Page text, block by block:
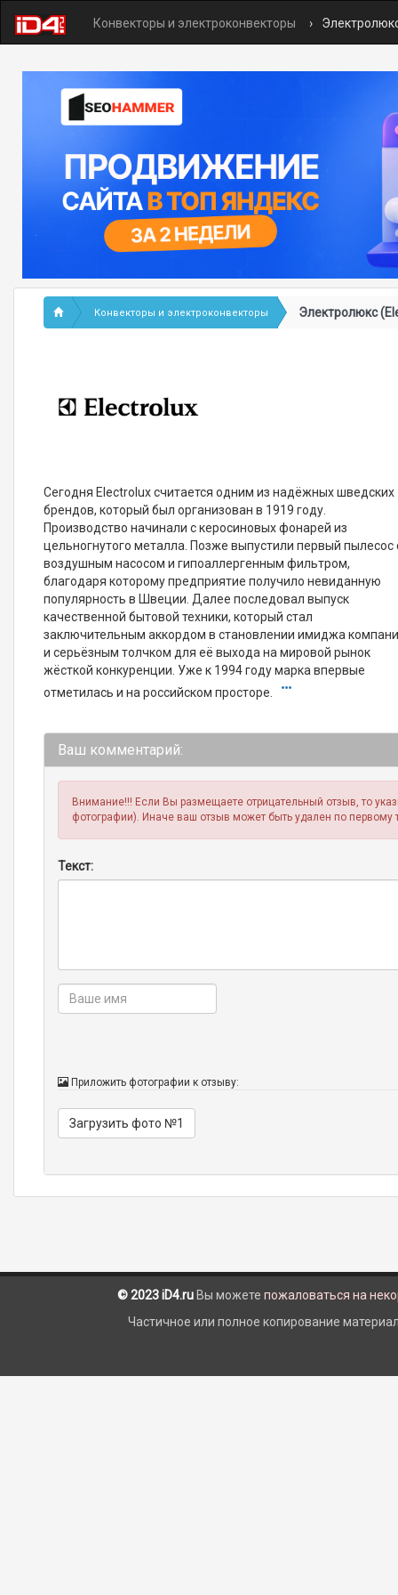
Конвекторы и электроконвекторы
Конвекторы и электроконвекторы Электролюкс
Сегодня Electrolux считается одним из надёжных шведских
брендов, который был организован в 1919 году.
Производство начинали с керосиновых фонарей из
цельногнутого металла. Позже выпустили первый пылесос
воздушным насосом и гипоаллергенным фильтром,
благодаря которому предприятие получило невиданную
популярность в Швеции. Далее последовал выпуск
качественной бытовой техники, который стал
заключительным аккордом в становлении имиджа
и серьёзным толчком для её выхода на мировой рынок
жёсткой конкуренции. Уже к 1994 году марка впервые
отметилась и на российском просторе.
Ваш комментарий:
Внимание!!! Если Вы размещаете отрицательный отзыв, то
фотографии). Иначе ваш отзыв может быть удален по первому
Текст:
Приложить фотографии к отзыву:
Загрузить фото №1
© 2023 iD4.ru Вы можете пожаловаться на
Частичное или полное копирование